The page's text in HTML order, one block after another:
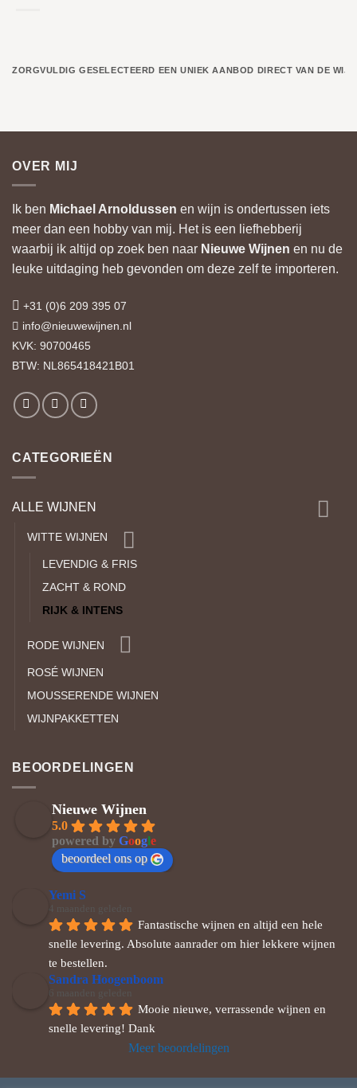
ZORGVULDIG GESELECTEERD EEN UNIEK AANBOD DIRECT VAN DE
OVER MIJ
Ik ben Michael Arnoldussen en wijn is ondertussen iets
meer dan een hobby van mij. Het is een liefhebberij
waarbij ik altijd op zoek ben naar Nieuwe Wijnen en nu de
leuke uitdaging heb gevonden om deze zelf te importeren.
+31 (0)6 209 395 07
info@nieuwewijnen.nl
KVK: 90700465
BTW: NL865418421B01
CATEGORIEËN
ALLE WIJNEN
WITTE WIJNEN
LEVENDIG & FRIS
ZACHT & ROND
RIJK & INTENS
RODE WIJNEN
ROSÉ WIJNEN
MOUSSERENDE WIJNEN
WIJNPAKKETTEN
BEOORDELINGEN
Nieuwe Wijnen
5.0
powered by Google
beoordeel ons op
Yemi S
4 maanden geleden
Fantastische wijnen en altijd een hele
snelle levering. Absolute aanrader om hier lekkere wijnen
te bestellen.
Sandra Hoogenboom
6 maanden geleden
Mooie nieuwe, verrassende wijnen en
snelle levering! Dank
Meer beoordelingen